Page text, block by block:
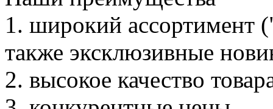
1. широкий ассортимент
также эксклюзивные
2. высокое качество